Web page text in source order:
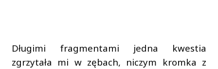
Długimi fragmentami jedna kwestia
zgrzytała mi w zębach, niczym kromka z